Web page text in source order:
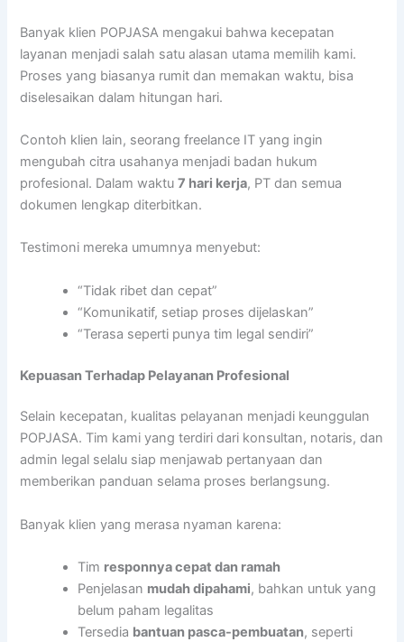
Banyak klien POPJASA mengakui bahwa kecepatan
layanan menjadi salah satu alasan utama memilih kami.
Proses yang biasanya rumit dan memakan waktu, bisa
diselesaikan dalam hitungan hari.
Contoh klien lain, seorang freelance IT yang ingin
mengubah citra usahanya menjadi badan hukum
profesional. Dalam waktu7 hari kerja, PT dan semua
dokumen lengkap diterbitkan.
Testimoni mereka umumnya menyebut:
“Tidak ribet dan cepat”
“Komunikatif, setiap proses dijelaskan”
“Terasa seperti punya tim legal sendiri”
Kepuasan Terhadap Pelayanan Profesional
Selain kecepatan, kualitas pelayanan menjadi keunggulan
POPJASA. Tim kami yang terdiri dari konsultan, notaris, dan
admin legal selalu siap menjawab pertanyaan dan
memberikan panduan selama proses berlangsung.
Banyak klien yang merasa nyaman karena:
Tim responnya cepat dan ramah
Penjelasan mudah dipahami, bahkan untuk yang
belum paham legalitas
Tersedia bantuan pasca-pembuatan, seperti